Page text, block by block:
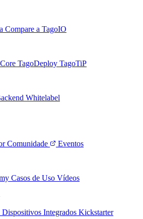
Compare a TagoIO
TagoDeploy TagoTiP
Whitelabel
Comunidade
Eventos
Casos de Uso Vídeos
Dispositivos Integrados Kickstarter